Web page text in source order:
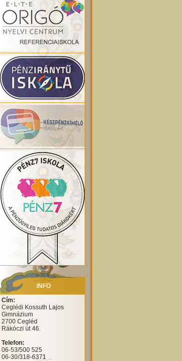
INFO
Cím:
Ceglédi Kossuth Lajos
Gimnázium
2700 Cegléd
Rákóczi út 46.
Telefon:
06-53/500 525
06-30/318-6371